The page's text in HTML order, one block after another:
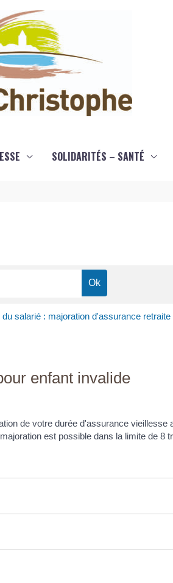
SOLIDARITÉS – SANTÉ
du salarié : majoration d'assurance
enfant invalide
de votre durée d'assurance
est possible dans la limite de 8